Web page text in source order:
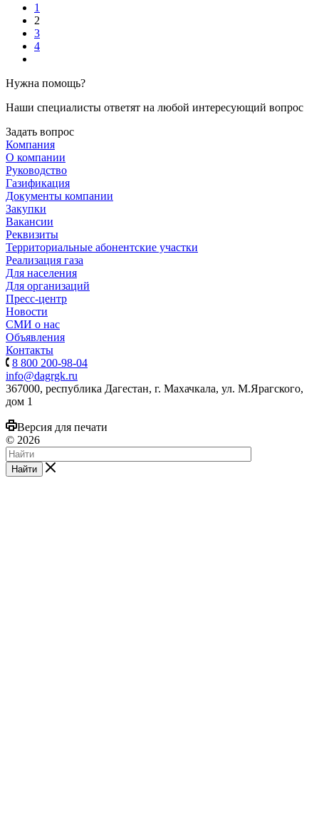
1
2
3
4
Нужна помощь?
Наши специалисты ответят на любой интересующий вопрос
Задать вопрос
Компания
О компании
Руководство
Газификация
Документы компании
Закупки
Вакансии
Реквизиты
Территориальные абонентские участки
Реализация газа
Для населения
Для организаций
Пресс-центр
Новости
СМИ о нас
Объявления
Контакты
8 800 200-98-04
info@dagrgk.ru
367000, республика Дагестан, г. Махачкала, ул. М.Ярагского,
дом 1
Версия для печати
© 2026
Найти